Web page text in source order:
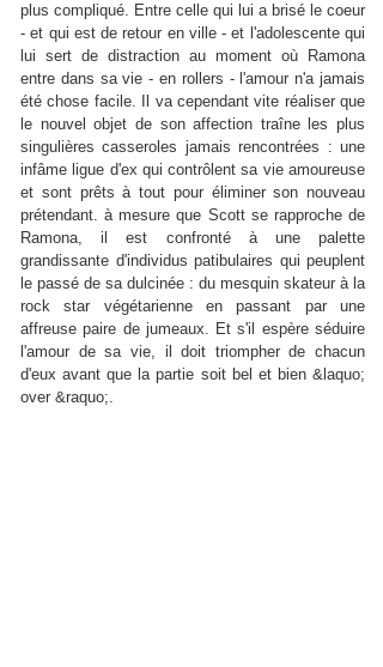
plus compliqué. Entre celle qui lui a brisé le coeur
- et qui est de retour en ville - et l'adolescente qui
lui sert de distraction au moment où Ramona
entre dans sa vie - en rollers - l'amour n'a jamais
été chose facile. Il va cependant vite réaliser que
le nouvel objet de son affection traîne les plus
singulières casseroles jamais rencontrées : une
infâme ligue d'ex qui contrôlent sa vie amoureuse
et sont prêts à tout pour éliminer son nouveau
prétendant. à mesure que Scott se rapproche de
Ramona, il est confronté à une palette
grandissante d'individus patibulaires qui peuplent
le passé de sa dulcinée : du mesquin skateur à la
rock star végétarienne en passant par une
affreuse paire de jumeaux. Et s'il espère séduire
l'amour de sa vie, il doit triompher de chacun
d'eux avant que la partie soit bel et bien &laquo;
over &raquo;.